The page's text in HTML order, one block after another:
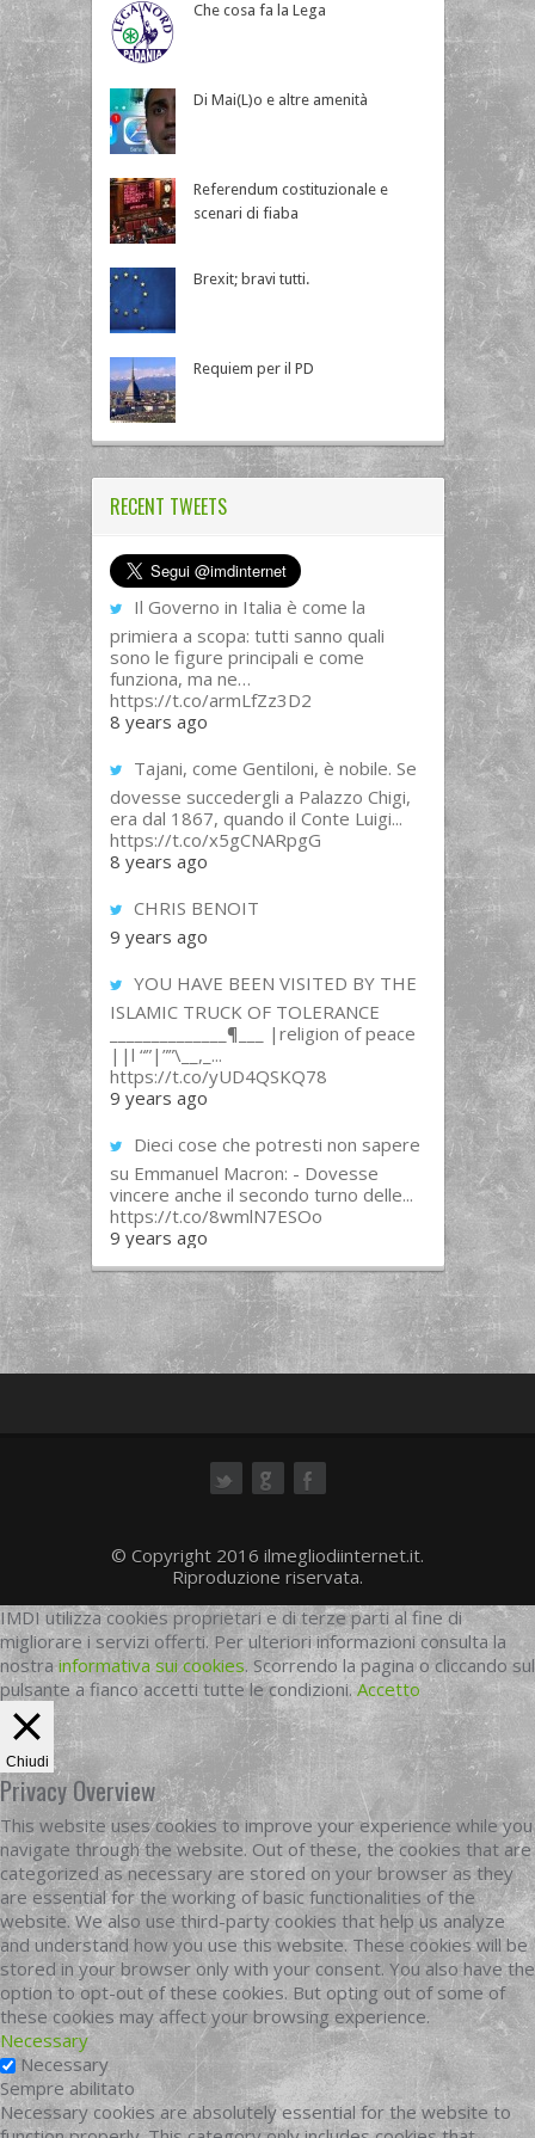
Che cosa fa la Lega
Di Mai(L)o e altre amenità
Referendum costituzionale e
scenari di fiaba
Brexit; bravi tutti.
Requiem per il PD
RECENT TWEETS
Il Governo in Italia è come la
primiera a scopa: tutti sanno quali
sono le figure principali e come
funziona, ma ne…
https://t.co/armLfZz3D2
8 years ago
Tajani, come Gentiloni, è nobile. Se
dovesse succedergli a Palazzo Chigi,
era dal 1867, quando il Conte Luigi...
https://t.co/x5gCNARpgG
8 years ago
CHRIS BENOIT
9 years ago
YOU HAVE BEEN VISITED BY THE
ISLAMIC TRUCK OF TOLERANCE
______________¶___ |religion of peace
||l “”|””\__,_...
https://t.co/yUD4QSKQ78
9 years ago
Dieci cose che potresti non sapere
su Emmanuel Macron: - Dovesse
vincere anche il secondo turno delle...
https://t.co/8wmlN7ESOo
9 years ago
© Copyright 2016 ilmegliodiinternet.it.
Riproduzione riservata.
IMDI utilizza cookies proprietari e di terze parti al fine di
migliorare i servizi offerti. Per ulteriori informazioni consulta la
nostrainformativa sui cookies. Scorrendo la pagina o cliccando sul
pulsante a fianco accetti tutte le condizioni.Accetto
Chiudi
Privacy Overview
This website uses cookies to improve your experience while you
navigate through the website. Out of these, the cookies that are
categorized as necessary are stored on your browser as they
are essential for the working of basic functionalities of the
website. We also use third-party cookies that help us analyze
and understand how you use this website. These cookies will be
stored in your browser only with your consent. You also have the
option to opt-out of these cookies. But opting out of some of
these cookies may affect your browsing experience.
Necessary
Necessary
Sempre abilitato
Necessary cookies are absolutely essential for the website to